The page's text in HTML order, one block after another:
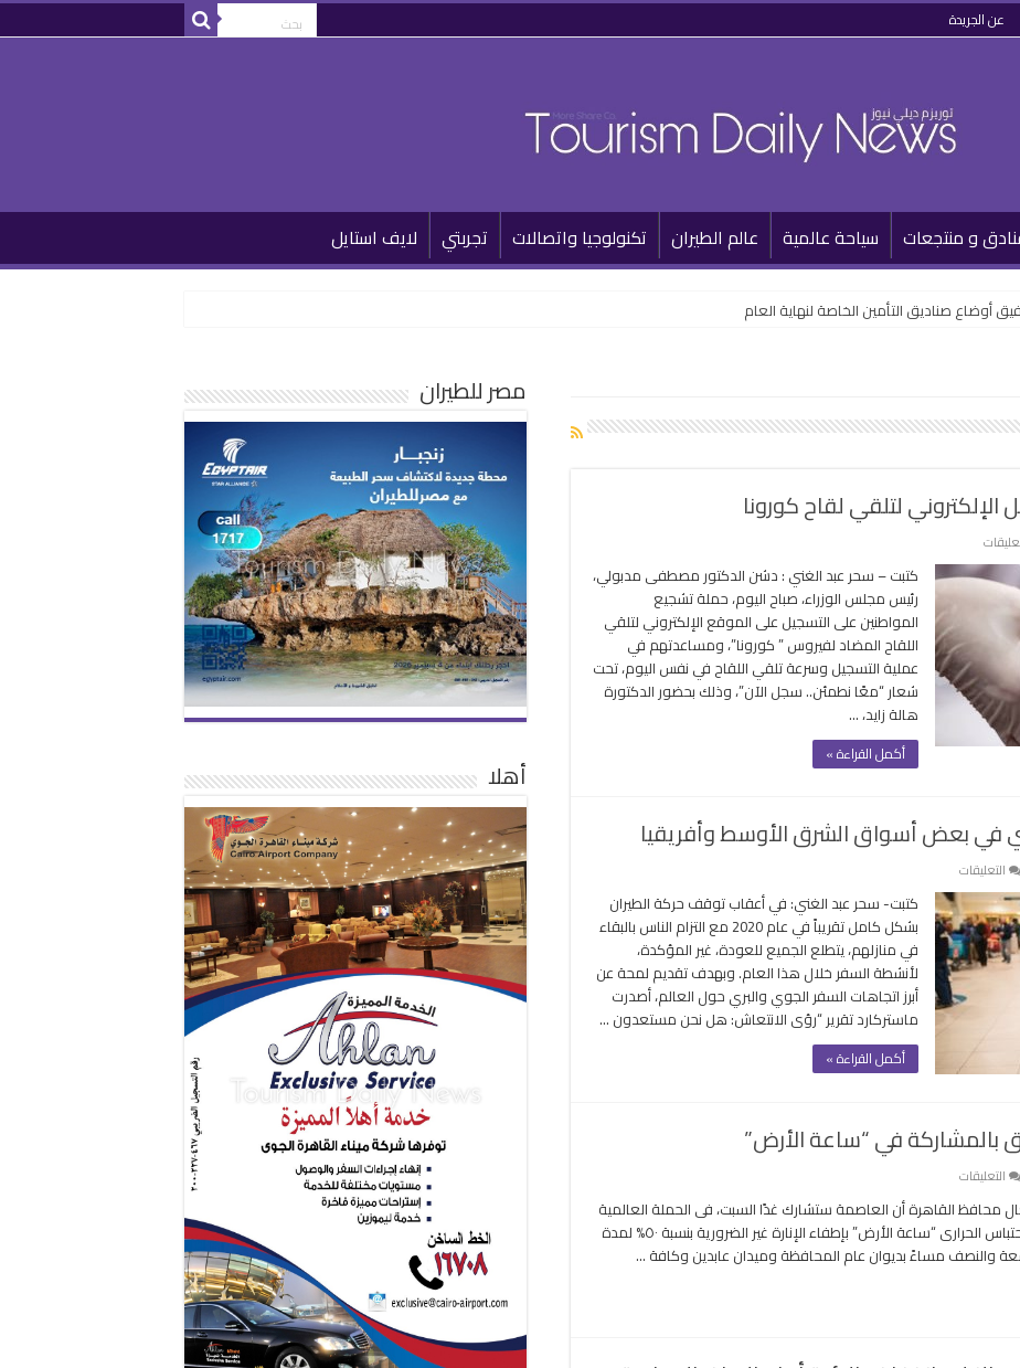
عن الجريدة
و منتجعات سياحة عالمية عالم الطيران تكنولوجيا واتصالات تجربتي لايف استايل
أوضاع صناديق التأمين الخاصة لنهاية العام
لتلقي لقاح كورونا
كاب
ومج
عند
التسجيل
الإلكتروني
لتلقي
لقاح
كتبت – سحر عبد الغني : دشن الدكتور مصطفى مدبولي،
رئيس مجلس الوزراء، صباح اليوم، حملة تشجيع
المواطنين على التسجيل على الموقع الإلكتروني لتلقي
اللقاح المضاد لفيروس ” كورونا”، ومساعدتهم في
عملية التسجيل وسرعة تلقي اللقاح في نفس اليوم، تحت
شعار “معًا نطمئن.. سجل الآن”، وذلك بحضور الدكتورة
هالة زايد، …
أكمل القراءة »
في بعض أسواق الشرق الأوسط وأفريقيا
التعليقات
ماستركارد:
انتعاش
السفر
البري
في
بعض
أسواق
الأوسط
كتبت- سحر عبد الغني: في أعقاب توقف حركة الطيران
بشكل كامل تقريباً في عام 2020 مع التزام الناس بالبقاء
في منازلهم، يتطلع الجميع للعودة، غير المؤكدة،
لأنشطة السفر خلال هذا العام. وبهدف تقديم لمحة عن
أبرز اتجاهات السفر الجوي والبري حول العالم، أصدرت
ماستركارد تقرير “رؤى الانتعاش: هل نحن مستعدون …
أكمل القراءة »
بالمشاركة في “ساعة الأرض”
التعليقات
القاهرة
يطالب
الفنادق
محافظ القاهرة أن العاصمة ستشارك غدًا السبت، فى الحملة العالمية
لترشيد استهلاك الطاقة لمواجهة ظاهرة الاحتباس الحرارى “ساعة الأرض” بإطفاء الإنارة غير الضرورية بنسبة ٥٠% لمدة
والنصف مساءً بديوان عام المحافظة وميدان عابدين وكافة …
مصر للطيران
أهلا